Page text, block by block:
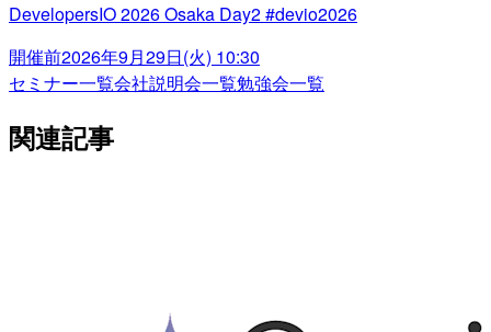
DevelopersIO 2026 Osaka Day2 #devio2026
開催前2026年9月29日(火) 10:30
セミナー一覧会社説明会一覧勉強会一覧
関連記事